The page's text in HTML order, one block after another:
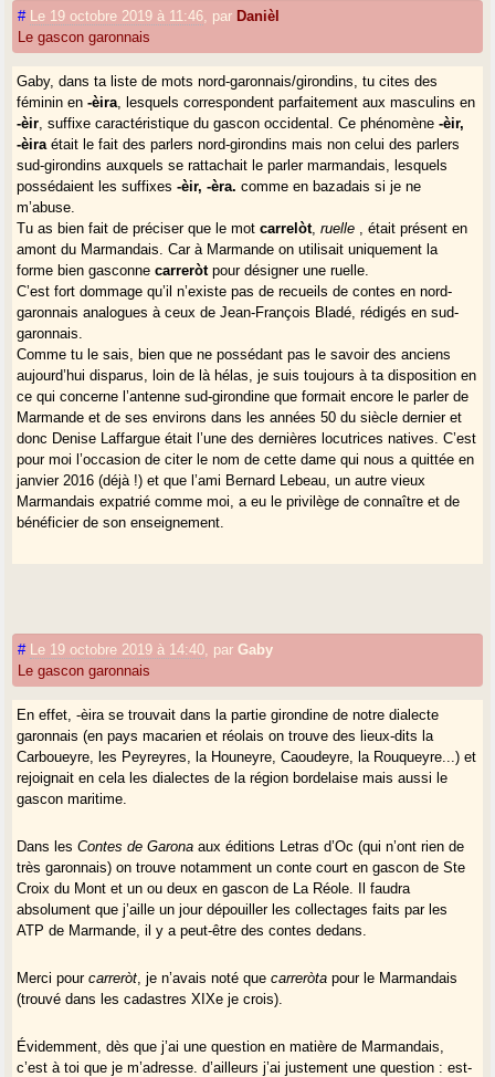
# Le 19 octobre 2019 à 11:46 par Danièl
Le gascon garonnais
Gaby, dans ta liste de mots nord-garonnais/girondins, tu cites des
féminin en-èira , lesquels correspondent parfaitement aux masculins en
-èir , suffixe caractéristique du gascon occidental. Ce phénomène-èir,
-èira était le fait des parlers nord-girondins mais non celui des parlers
sud-girondins auxquels se rattachait le parler marmandais, lesquels
possédaient les suffixes-èir, -èra. comme en bazadais si je ne
m’abuse.
Tu as bien fait de préciser que le motcarrelòt,ruelle , était présent en
amont du Marmandais. Car à Marmande on utilisait uniquement la
forme bien gasconnecarreròtpour désigner une ruelle.
C’est fort dommage qu’il n’existe pas de recueils de contes en nord-
garonnais analogues à ceux de Jean-François Bladé, rédigés en sud-
garonnais.
Comme tu le sais, bien que ne possédant pas le savoir des anciens
aujourd’hui disparus, loin de là hélas, je suis toujours à ta disposition en
ce qui concerne l’antenne sud-girondine que formait encore le parler de
Marmande et de ses environs dans les années 50 du siècle dernier et
donc Denise Laffargue était l’une des dernières locutrices natives. C’est
pour moi l’occasion de citer le nom de cette dame qui nous a quittée en
janvier 2016 (déjà !) et que l’ami Bernard Lebeau, un autre vieux
Marmandais expatrié comme moi, a eu le privilège de connaître et de
bénéficier de son enseignement.
# Le 19 octobre 2019 à 14:40 parGaby
Le gascon garonnais
En effet, -èira se trouvait dans la partie girondine de notre dialecte
garonnais (en pays macarien et réolais on trouve des lieux-dits la
Carboueyre, les Peyreyres, la Houneyre, Caoudeyre, la Rouqueyre...) et
rejoignait en cela les dialectes de la région bordelaise mais aussi le
gascon maritime.
Dans lesContes de Garonaaux éditions Letras d’Oc (qui n’ont rien de
très garonnais) on trouve notamment un conte court en gascon de Ste
Croix du Mont et un ou deux en gascon de La Réole. Il faudra
absolument que j’aille un jour dépouiller les collectages faits par les
ATP de Marmande, il y a peut-être des contes dedans.
Merci pourcarreròt , je n’avais noté quecarreròta pour le Marmandais
(trouvé dans les cadastres XIXe je crois).
Évidemment, dès que j’ai une question en matière de Marmandais,
c’est à toi que je m’adresse. d’ailleurs j’ai justement une question : est-